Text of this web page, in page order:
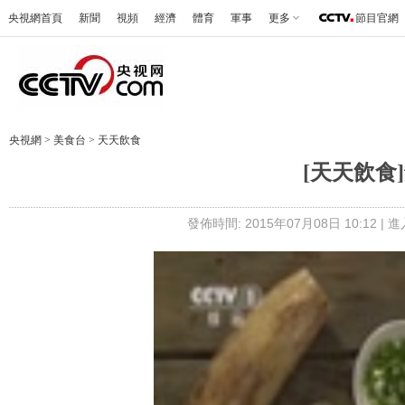
央視網首頁 新聞 視頻 經濟 體育 軍事 更多 節目官網
央視網 > 美食台 > 天天飲食
[天天飲食
發佈時間: 2015年07月08日 10:12 | 進